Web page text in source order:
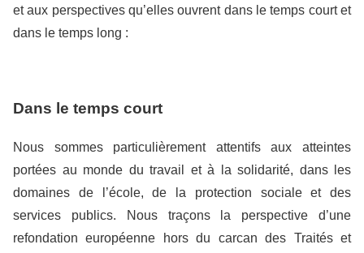
et aux perspectives qu’elles ouvrent dans le temps court et
dans le temps long :
Dans le temps court
Nous sommes particulièrement attentifs aux atteintes
portées au monde du travail et à la solidarité, dans les
domaines de l’école, de la protection sociale et des
services publics. Nous traçons la perspective d’une
refondation européenne hors du carcan des Traités et